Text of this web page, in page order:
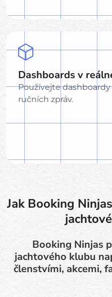
Dashboards v
Používejte
ručních zpráv.
Jak Booking
Booking Ninjas
jachtového klubu
členstvími, akcemi,